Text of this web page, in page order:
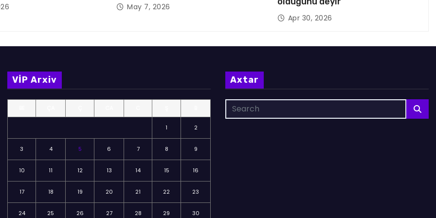
May 7, 2026
Apr 30, 2026
VİP Arxiv
1 2
3 4 5 6 7 8 9
10 11 12 13 14 15 16
17 18 19 20 21 22 23
24 25 26 27 28 29 30
Axtar